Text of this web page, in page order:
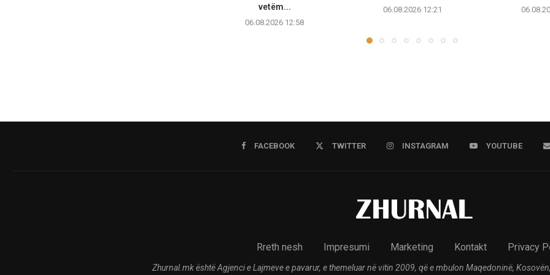
vetëm...
06.08.2026 12:58
06.08.2026 12:21
FACEBOOK TWITTER INSTAGRAM YOUTUBE
Rreth nesh Impresumi Marketing Kontakt Privacy
Zhurnal.mk është Agjenci e Lajmeve e pavarur, e themeluar në vitin 2009, që e mbulon Maqedoninë,